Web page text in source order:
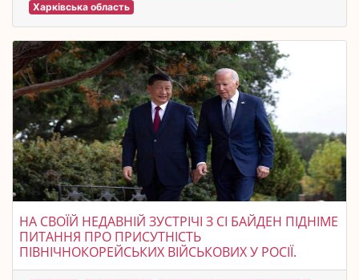
Харківська область
НА СВОЇЙ НЕДАВНІЙ ЗУСТРІЧІ З СІ БАЙДЕН ПІДНІМЕ
ПИТАННЯ ПРО ПРИСУТНІСТЬ
ПІВНІЧНОКОРЕЙСЬКИХ ВІЙСЬКОВИХ У РОСІЇ.